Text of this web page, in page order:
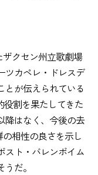
クセン州立歌劇場
ツカペレ・ドレスデ
とが伝えられている
役割を果たしてきた
降はなく、今後の去
相性の良さを示し
スト・バレンボイム
だ。